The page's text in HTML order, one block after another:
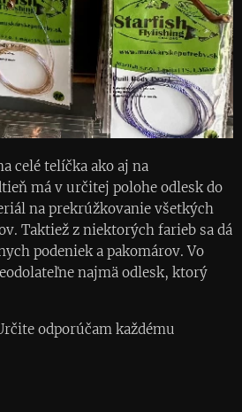
celé telíčka ako aj na
má v určitej polohe odlesk do
na prekrúžkovanie všetkých
Taktiež z niektorých farieb sa dá
podeniek a pakomárov. Vo
najmä odlesk, ktorý
odporúčam každému